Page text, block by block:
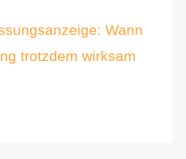
Wann
trotzdem wirksam